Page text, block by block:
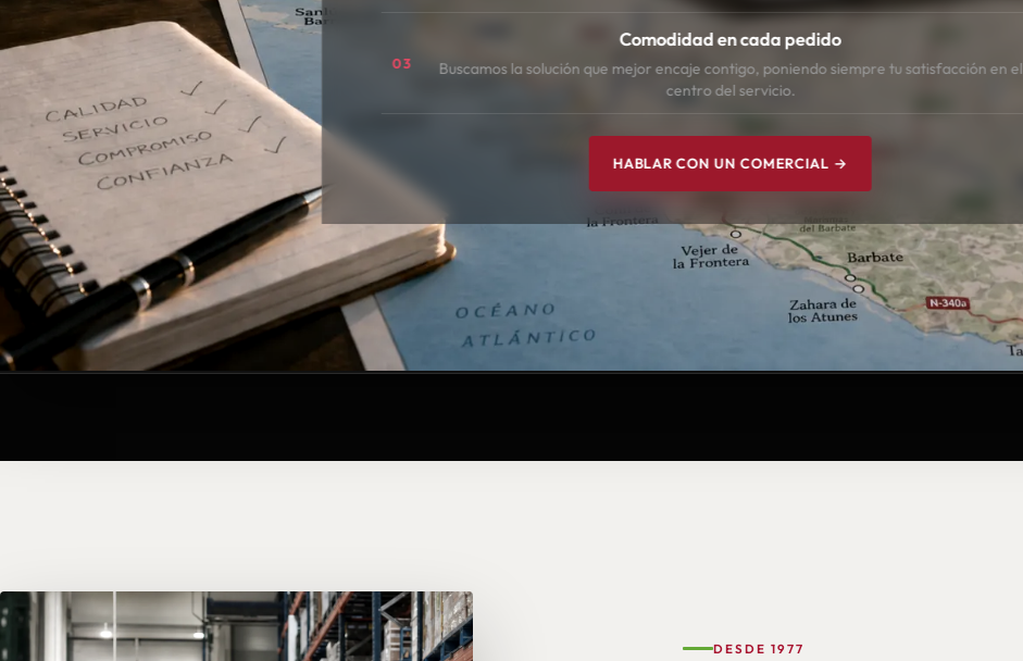
03
Comodidad en cada pedido
Buscamos la solución que mejor encaje contigo, poniendo siempre tu satisfacción en el
centro del servicio.
HABLAR CON UN COMERCIAL →
DESDE 1977